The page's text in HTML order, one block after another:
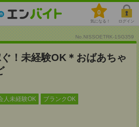
0
気になる！ ログイン
No.NISSOETRK-1SG359
！未経験OK＊おばあちゃ
人未経験OK ブランクOK